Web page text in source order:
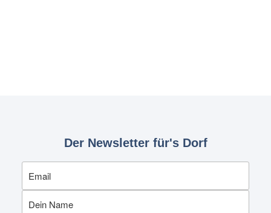
Der Newsletter für's Dorf